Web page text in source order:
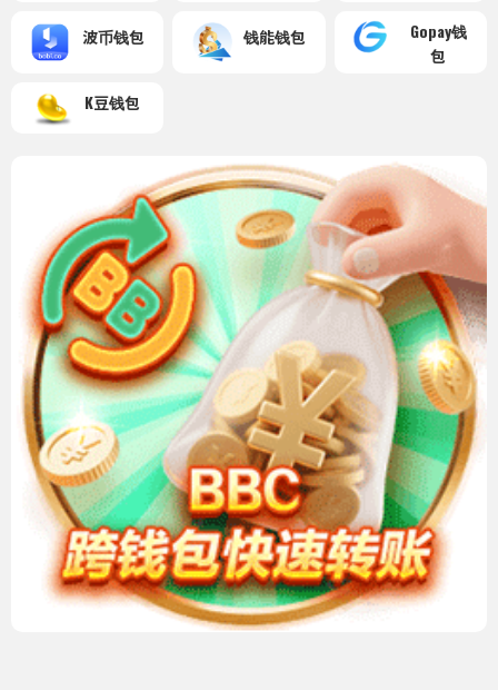
波币钱包 钱能钱包
Gopay钱
包
K豆钱包